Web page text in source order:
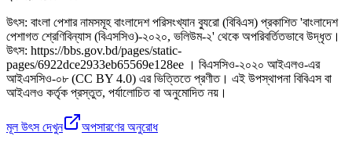
উৎস: বাংলা পেশার নামসমূহ বাংলাদেশ পরিসংখ্যান ব্যুরো (বিবিএস) প্রকাশিত 'বাংলাদেশ
পেশাগত শ্রেণিবিন্যাস (বিএসসিও)-২০২০, ভলিউম-২' থেকে অপরিবর্তিতভাবে উদ্ধৃত।
উৎস: https://bbs.gov.bd/pages/static-
pages/6922dce2933eb65569e128ee । বিএসসিও-২০২০ আইএলও-এর
আইএসসিও-০৮ (CC BY 4.0) এর ভিত্তিতে প্রণীত। এই উপস্থাপনা বিবিএস বা
আইএলও কর্তৃক প্রস্তুত, পর্যালোচিত বা অনুমোদিত নয়।
মূল উৎস দেখুন অপসারণের অনুরোধ